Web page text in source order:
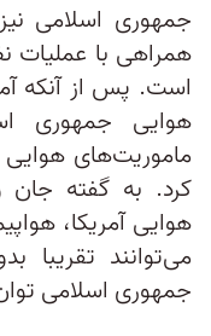
جمهوری اسلامی
همراهی با عملیات
است. پس از آنکه
هوایی جمهوری
ماموریت‌های
کرد. به گفته جان
هوایی آمریکا،
می‌توانند تقریبا
جمهوری اسلامی